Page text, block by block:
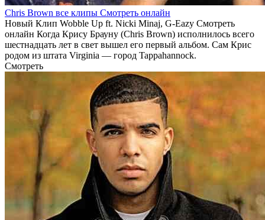
Chris Brown все клипы Смотреть онлайн
Новый Клип Wobble Up ft. Nicki Minaj, G-Eazy Смотреть
онлайн Когда Крису Брауну (Chris Brown) исполнилось всего
шестнадцать лет в свет вышел его первый альбом. Сам Крис
родом из штата Virginia — город Tappahannock.
Смотреть